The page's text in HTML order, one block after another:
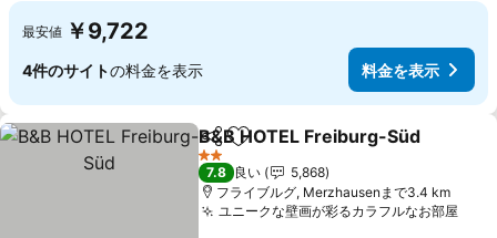
最安値 ￥9,722
4件のサイトの料金を表示 料金を表示
シェアお気に入りに追加
B&B HOTEL Freiburg-Süd
2 ホテルのランク
7.8 良い
5,868
フライブルグ, Merzhausenまで3.4 km
ユニークな壁画が彩るカラフルなお部屋料金